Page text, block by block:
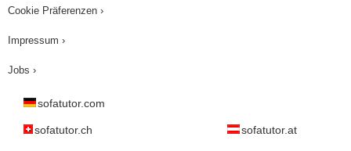
mehr richtig verteidigen kann und seine
Cookie Präferenzen ›
Impressum ›
Jobs ›
sofatutor.com
sofatutor.ch sofatutor.at